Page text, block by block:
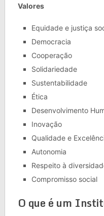
Valores
Equidade e justiça
Democracia
Cooperação
Solidariedade
Sustentabilidade
Ética
Desenvolvimento
Inovação
Qualidade e
Autonomia
Respeito à
Compromisso social
O que é um